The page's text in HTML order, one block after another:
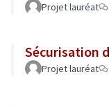
Projet lauréat
Sécurisation
Projet lauréat